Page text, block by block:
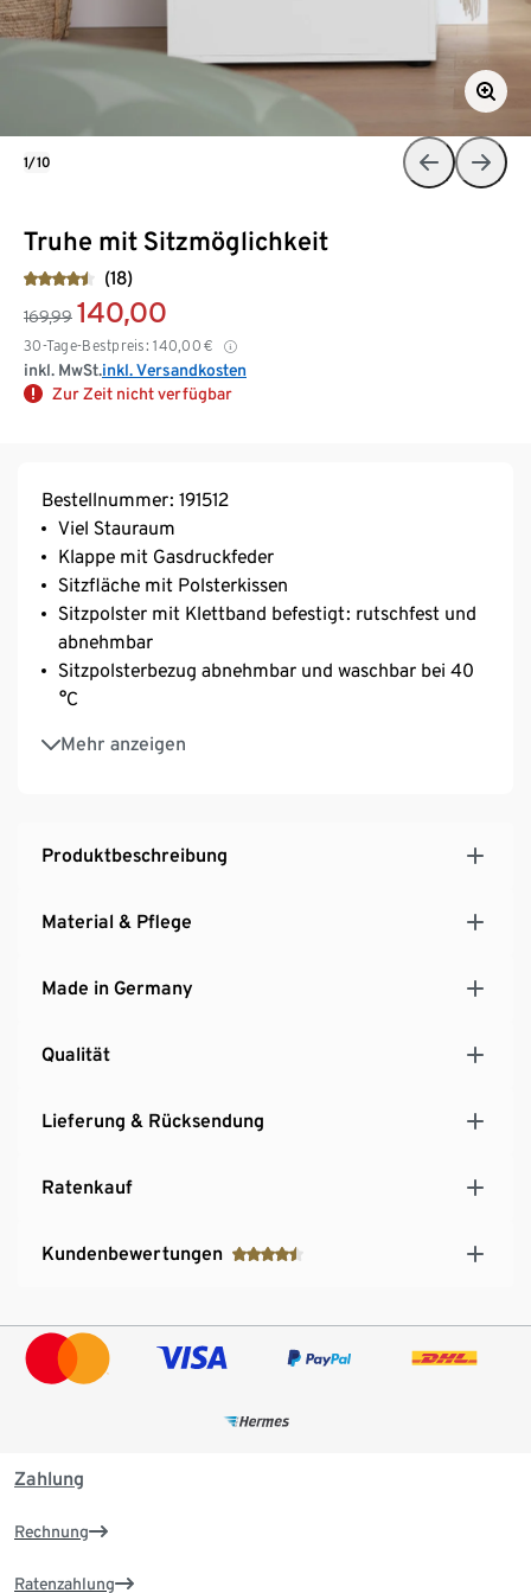
Truhe mit Sitzmöglichkeit
(18)
169,99 140,00
30-Tage-Bestpreis: 140,00 €
inkl. MwSt.inkl. Versandkosten
Zur Zeit nicht verfügbar
1/10
Bestellnummer: 191512
Viel Stauraum
Klappe mit Gasdruckfeder
Sitzfläche mit Polsterkissen
Sitzpolster mit Klettband befestigt: rutschfest und
abnehmbar
Sitzpolsterbezug abnehmbar und waschbar bei 40
°C
Mehr anzeigen
Melaminharzbeschichtete Holzwerkstoffplatte,
teilweise mit Eichendekor
Produktbeschreibung
Material & Pflege
Made in Germany
Qualität
Lieferung & Rücksendung
Ratenkauf
Kundenbewertungen
Zahlung
Rechnung
Ratenzahlung